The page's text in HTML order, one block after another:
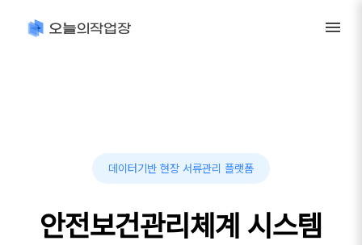
데이터기반 현장 서류관리 플랫폼
안전보건관리체계 시스템